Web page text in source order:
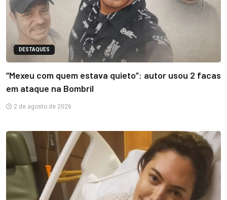
DESTAQUES
“Mexeu com quem estava quieto”: autor usou 2 facas
em ataque na Bombril
2 de agosto de 2026